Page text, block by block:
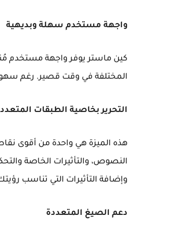
واجهة مستخدم سهلة وبديهية
كين ماستر يوفر واجهة مستخدم
المختلفة في وقت قصير. رغم سهولة
التحرير بخاصية الطبقات
هذه الميزة هي واحدة من أقوى
النصوص، والتأثيرات الخاصة
وإضافة التأثيرات التي تناسب
دعم الصيغ المتعددة